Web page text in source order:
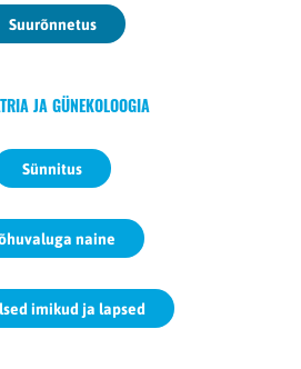
Suurõnnetus
JA GÜNEKOLOOGIA
Sünnitus
naine
imikud ja lapsed